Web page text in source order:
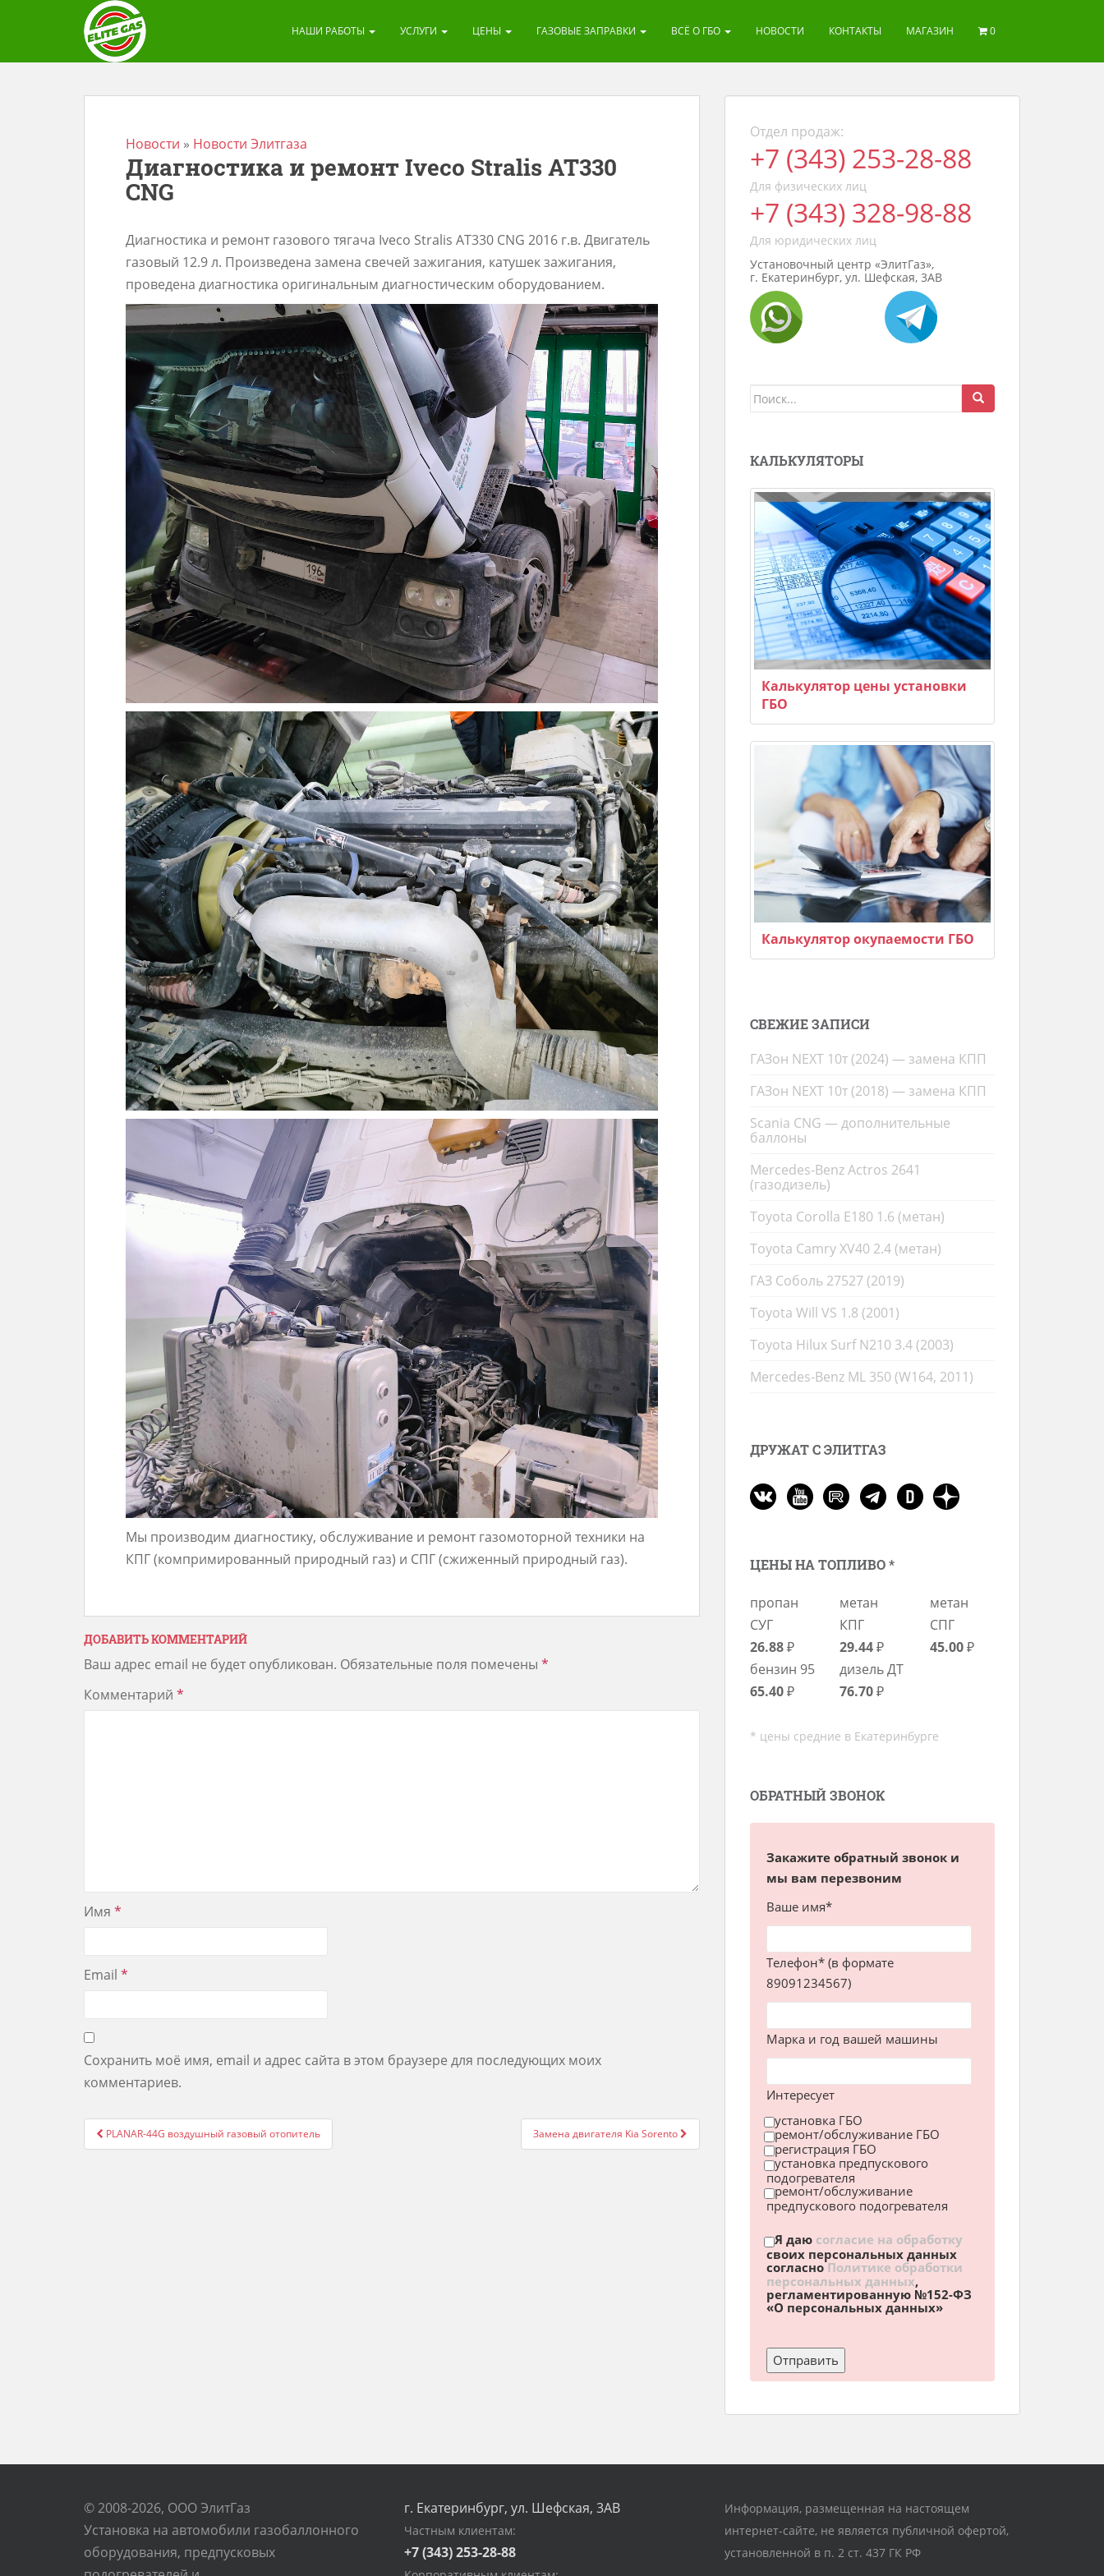
НАШИ РАБОТЫ УСЛУГИ ЦЕНЫ ГАЗОВЫЕ ЗАПРАВКИ ВСЁ О ГБО НОВОСТИ КОНТАКТЫ МАГАЗИН 0
Новости » Новости Элитгаза
Диагностика и ремонт Iveco Stralis AT330
CNG
Диагностика и ремонт газового тягача Iveco Stralis АТ330 CNG 2016 г.в. Двигатель
газовый 12.9 л. Произведена замена свечей зажигания, катушек зажигания,
проведена диагностика оригинальным диагностическим оборудованием.
Мы производим диагностику, обслуживание и ремонт газомоторной техники на
КПГ (компримированный природный газ) и СПГ (сжиженный природный газ).
ДОБАВИТЬ КОММЕНТАРИЙ
Ваш адрес email не будет опубликован. Обязательные поля помечены *
Комментарий *
Имя *
Email *
Сохранить моё имя, email и адрес сайта в этом браузере для последующих моих
комментариев.
Post
navigation
PLANAR-44G воздушный газовый отопитель Замена двигателя Kia Sorento
Отдел продаж:
+7 (343) 253-28-88
Для физических лиц
+7 (343) 328-98-88
Для юридических лиц
Установочный центр «ЭлитГаз»,
г. Екатеринбург, ул. Шефская, 3АВ
Поиск
КАЛЬКУЛЯТОРЫ
Калькулятор цены установки
ГБО
Калькулятор окупаемости ГБО
СВЕЖИЕ ЗАПИСИ
ГАЗон NEXT 10т (2024) — замена КПП
ГАЗон NEXT 10т (2018) — замена КПП
Scania CNG — дополнительные
баллоны
Mercedes-Benz Actros 2641
(газодизель)
Toyota Corolla E180 1.6 (метан)
Toyota Camry XV40 2.4 (метан)
ГАЗ Соболь 27527 (2019)
Toyota Will VS 1.8 (2001)
Toyota Hilux Surf N210 3.4 (2003)
Mercedes-Benz ML 350 (W164, 2011)
ДРУЖАТ С ЭЛИТГАЗ
ЦЕНЫ НА ТОПЛИВО *
пропан
СУГ
26.88₽
метан
КПГ
29.44₽
метан
СПГ
45.00₽
бензин 95
65.40₽
дизель ДТ
76.70₽
* цены средние в Екатеринбурге
ОБРАТНЫЙ ЗВОНОК
Закажите обратный звонок и
мы вам перезвоним
Ваше имя*
Телефон* (в формате
89091234567)
Марка и год вашей машины
Интересует
установка ГБО
ремонт/обслуживание ГБО
регистрация ГБО
установка предпускового
подогревателя
ремонт/обслуживание
предпускового подогревателя
Я даю согласие на обработку
своих персональных данных
согласноПолитике обработки
персональных данных,
регламентированную №152-ФЗ
«О персональных данных»
© 2008-2026, ООО ЭлитГаз
Установка на автомобили газобаллонного
оборудования, предпусковых
г. Екатеринбург, ул. Шефская, 3АВ
Частным клиентам:
+7 (343) 253-28-88
Информация, размещенная на настоящем
интернет-сайте, не является публичной офертой,
установленной в п. 2 ст. 437 ГК РФ